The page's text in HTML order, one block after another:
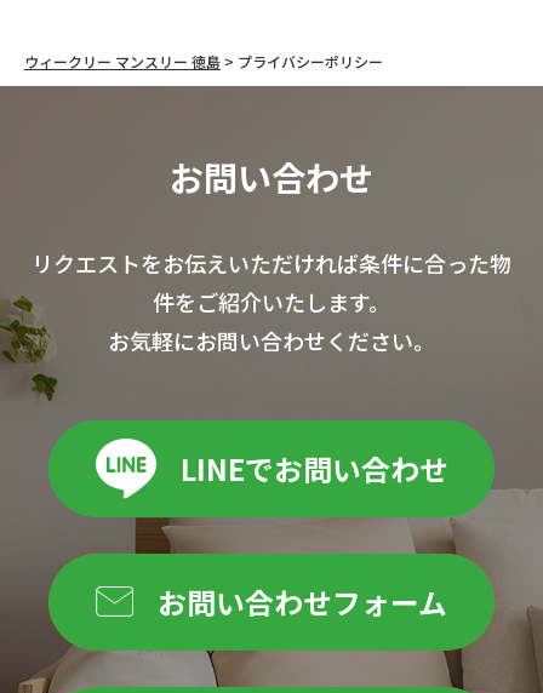
ウィークリー マンスリー 徳島 > プライバシーポリシー
お問い合わせ
リクエストをお伝えいただければ条件に合った物
件をご紹介いたします。
お気軽にお問い合わせください。
LINEでお問い合わせ
お問い合わせフォーム